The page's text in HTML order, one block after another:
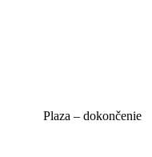
Plaza – dokončenie